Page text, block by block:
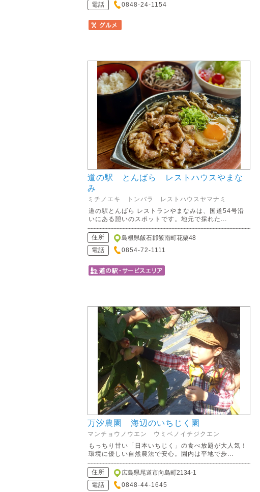
電話
0848-24-1154
道の駅 とんばら レストハウスやまな
み
ミチノエキ トンバラ レストハウスヤマナミ
道の駅とんばら レストランやまなみは、国道54号沿
いにある憩いのスポットです。地元で採れた...
住所
島根県飯石郡飯南町花栗48
電話
0854-72-1111
万汐農園 海辺のいちじく園
マンチョウノウエン ウミベノイチジクエン
もっちり甘い「日本いちじく」の食べ放題が大人気！
環境に優しい自然農法で安心。園内は平地で歩...
住所
広島県尾道市向島町2134-1
電話
0848-44-1645